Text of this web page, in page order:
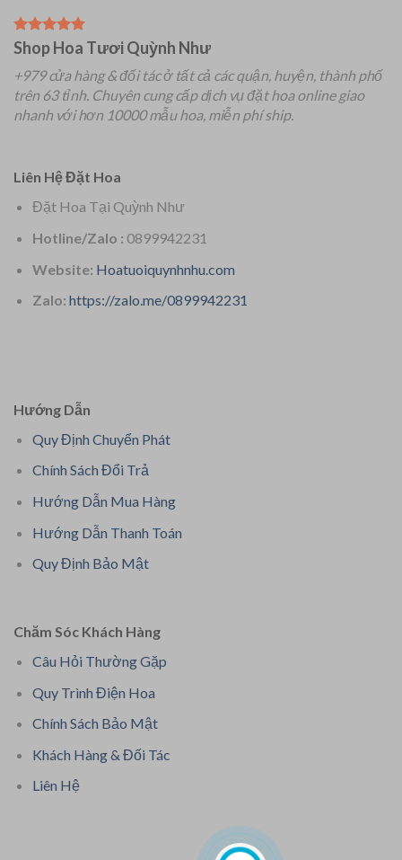
Shop Hoa Tươi Quỳnh Như
+979 cửa hàng & đối tác ở tất cả các quận, huyện, thành phố
trên 63 tỉnh. Chuyên cung cấp dịch vụ đặt hoa online giao
nhanh với hơn 10000 mẫu hoa, miễn phí ship.
Liên Hệ Đặt Hoa
Đặt Hoa Tại Quỳnh Như
Hotline/Zalo : 0899942231
Website: Hoatuoiquynhnhu.com
Zalo: https://zalo.me/0899942231
Hướng Dẫn
Quy Định Chuyển Phát
Chính Sách Đổi Trả
Hướng Dẫn Mua Hàng
Hướng Dẫn Thanh Toán
Quy Định Bảo Mật
Chăm Sóc Khách Hàng
Câu Hỏi Thường Gặp
Quy Trình Điện Hoa
Chính Sách Bảo Mật
Khách Hàng & Đối Tác
Liên Hệ